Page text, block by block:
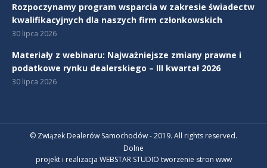
Rozpoczynamy program wsparcia w zakresie świadectw
kwalifikacyjnych dla naszych firm członkowskich
30 lipca 2026
Materiały z webinaru: Najważniejsze zmiany prawne i
podatkowe rynku dealerskiego – III kwartał 2026
30 lipca 2026
© Związek Dealerów Samochodów - 2019. All rights reserved.
Dolne
projekt i realizacja WEBSTAR STUDIO tworzenie stron www